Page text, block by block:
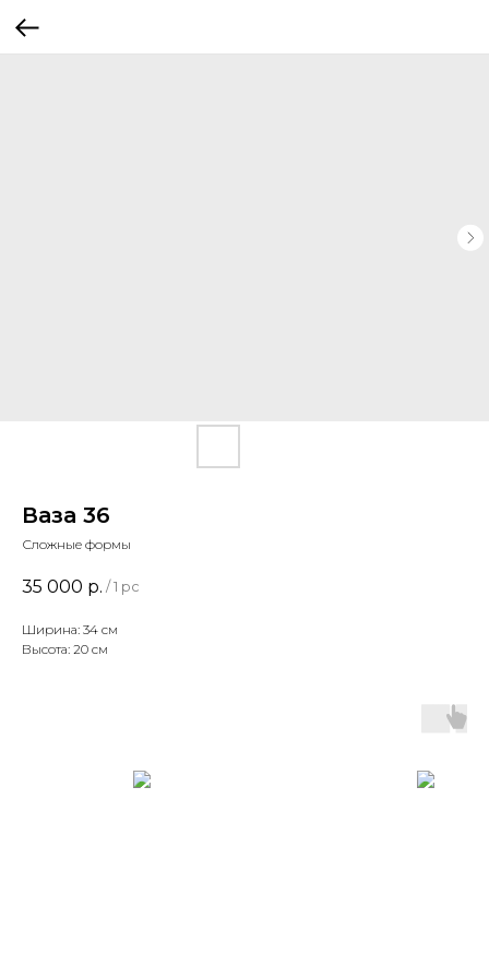
Ваза 36
Сложные формы
35 000 р. / 1 pc
Ширина: 34 см
Высота: 20 см